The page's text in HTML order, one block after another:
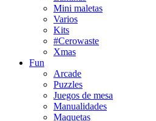
Mini maletas
Varios
Kits
#Cerowaste
Xmas
Fun
Arcade
Puzzles
Juegos de mesa
Manualidades
Maquetas